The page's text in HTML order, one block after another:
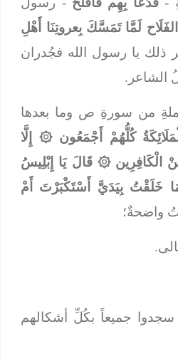
لَمَّا تَمَسَّكَ بِعروتِنَا أَهْلِ
يا رسول الله فجُدران
الشاعر.
البسملةِ من سورةِ ص وما بعدها
كُلُّهُمْ أَجْمَعُون ۞إِلَّا
الْكَافِرِين ۞قَالَ يَا إِبْلِيسُ
خَلَقْتُ بِيَدَيَّ أَسْتَكْبَرْتَ أَمْ
واضحةٌ؛
سجدوا جميعاً بكُلِّ أشكالهم